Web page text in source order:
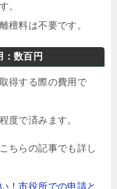
。
檀料は不要です。
：数百円
得する際の費用で
度で済みます。
ちらの記事でも詳し
！市役所での申請と